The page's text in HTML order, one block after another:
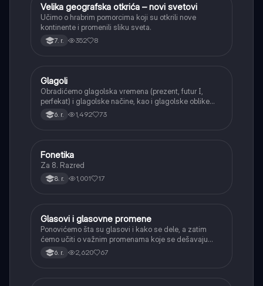
Istorija
Velika geografska otkrića – novi svetovi
Učimo o hrabrim pomorcima koji su otkrili nove
kontinente i promenili sliku sveta.
7. r. 352 8
Srpski jezik
Glagoli
Obradićemo glagolska vremena (prezent, futur I,
perfekat) i glagolske načine, kao i glagolske oblike
(infinitiv, glagolski pridevi i prilozi) i glagolski vid
(svršeni i nesvršeni).
6. r. 1,492 73
Srpski jezik
Fonetika
Za 8. Razred
8. r. 1,001 17
Srpski jezik
Glasovi i glasovne promene
Ponovićemo šta su glasovi i kako se dele, a zatim
ćemo učiti o važnim promenama koje se dešavaju
kada se glasovi nađu jedan pored drugog u rečima
(npr. jednačenje suglasnika po zvučnosti i mestu
6. r. 2,620 67